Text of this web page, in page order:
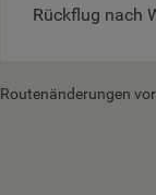
Rückflug nach
Routenänderungen